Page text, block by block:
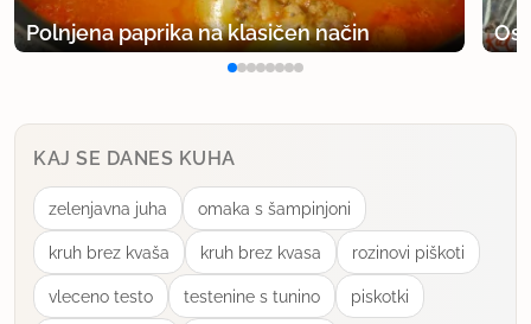
Polnjena paprika na klasičen način
KAJ SE DANES KUHA
zelenjavna juha omaka s šampinjoni
kruh brez kvaša kruh brez kvasa rozinovi piškoti
vleceno testo testenine s tunino piskotki